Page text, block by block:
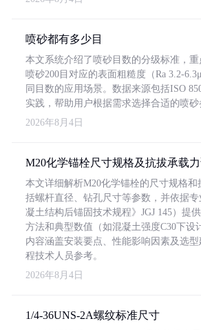
喷砂都有多少目
本文系统介绍了喷砂目数的分级标准，
喷砂200目对应的表面粗糙度（Ra 3.2-
同目数的应用场景。数据来源包括ISO
实践，帮助用户根据需求选择合适的喷砂
2026年8月4日
M20化学锚栓尺寸规格及抗拔承载
本文详细解析M20化学锚栓的尺寸规格和
括螺杆直径、钻孔尺寸等参数，并依据
凝土结构后锚固技术规程》JGJ 145）提
方法和典型数值（如混凝土强度C30下设
内容涵盖安装要点、性能影响因素及选
程技术人员参考。
2026年8月4日
1/4-36UNS-2A螺纹标准尺寸